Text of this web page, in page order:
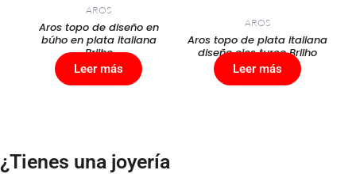
AROS
Aros topo de diseño en
búho en plata italiana
Brilho
Leer más
AROS
Aros topo de plata italiana
diseño ojos turco Brilho
Leer más
¿Tienes una joyería